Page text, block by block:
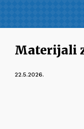
Materijali
22.5.2026.